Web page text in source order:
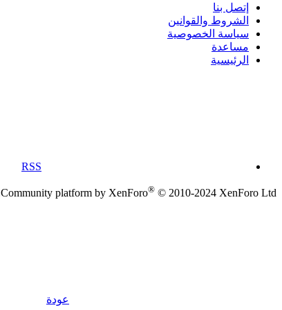
إتصل بنا
الشروط والقوانين
سياسة الخصوصية
مساعدة
الرئيسية
RSS
Community platform by XenForo® © 2010-2024 XenForo Ltd.
عودة